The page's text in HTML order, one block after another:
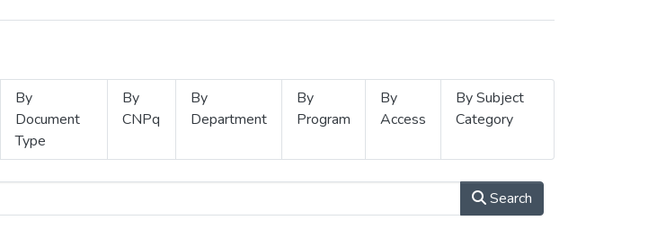
By
Document
Type
By
CNPq
By
Department
By
Program
By
Access
By Subject
Category
Search